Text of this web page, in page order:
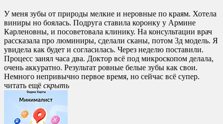
У меня зубы от природы мелкие и неровные по краям. Хотела
виниры но боялась. Подруга ставила коронку у Армине
Карленовны, и посоветовала клинику. На консультации врач
рассказала про люминиры, сделали сканы, потом 3д модель. Я
увидела как будет и согласилась. Через неделю поставили.
Процесс занял часа два. Доктор всё под микроскопом делала,
очень аккуратно. Результат ровные белые зубы как свои.
Немного непривычно первое время, но сейчас всё супер.
читать ещё cкрыть